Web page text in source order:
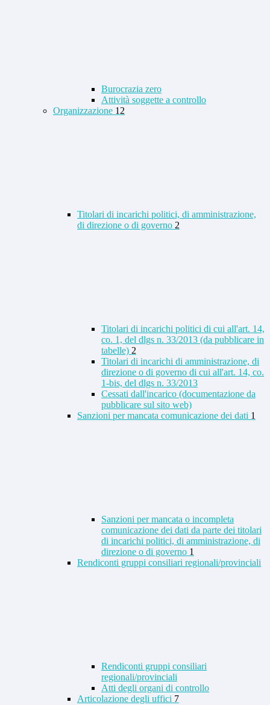
Burocrazia zero
Attività soggette a controllo
Organizzazione 12
Titolari di incarichi politici, di amministrazione,
di direzione o di governo 2
Titolari di incarichi politici di cui all'art. 14,
co. 1, del dlgs n. 33/2013 (da pubblicare in
tabelle) 2
Titolari di incarichi di amministrazione, di
direzione o di governo di cui all'art. 14, co.
1-bis, del dlgs n. 33/2013
Cessati dall'incarico (documentazione da
pubblicare sul sito web)
Sanzioni per mancata comunicazione dei dati 1
Sanzioni per mancata o incompleta
comunicazione dei dati da parte dei titolari
di incarichi politici, di amministrazione, di
direzione o di governo 1
Rendiconti gruppi consiliari regionali/provinciali
Rendiconti gruppi consiliari
regionali/provinciali
Atti degli organi di controllo
Articolazione degli uffici 7